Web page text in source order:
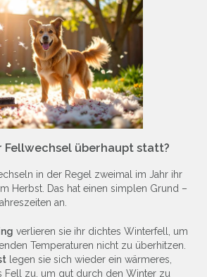
Fellwechsel überhaupt statt?
in der Regel zweimal im Jahr ihr
Herbst. Das hat einen simplen Grund –
an.
verlieren sie ihr dichtes Winterfell, um
Temperaturen nicht zu überhitzen.
legen sie sich wieder ein wärmeres,
Fell zu, um gut durch den Winter zu